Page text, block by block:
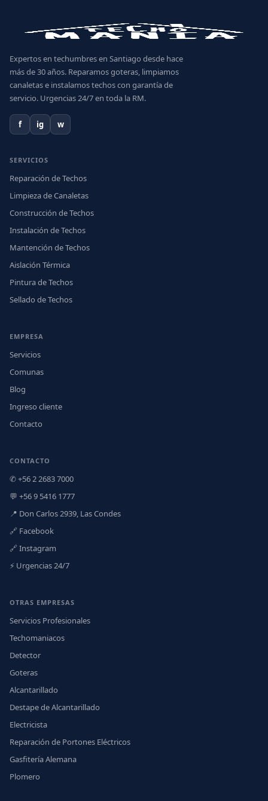
Expertos en techumbres en Santiago desde hace
más de 30 años. Reparamos goteras, limpiamos
canaletas e instalamos techos con garantía de
servicio. Urgencias 24/7 en toda la RM.
f ig w
SERVICIOS
Reparación de Techos
Limpieza de Canaletas
Construcción de Techos
Instalación de Techos
Mantención de Techos
Aislación Térmica
Pintura de Techos
Sellado de Techos
EMPRESA
Servicios
Comunas
Blog
Ingreso cliente
Contacto
CONTACTO
✆ +56 2 2683 7000
💬 +56 9 5416 1777
📍 Don Carlos 2939, Las Condes
🔗 Facebook
🔗 Instagram
⚡ Urgencias 24/7
OTRAS EMPRESAS
Servicios Profesionales
Techomaniacos
Detector
Goteras
Alcantarillado
Destape de Alcantarillado
Electricista
Reparación de Portones Eléctricos
Gasfitería Alemana
Plomero